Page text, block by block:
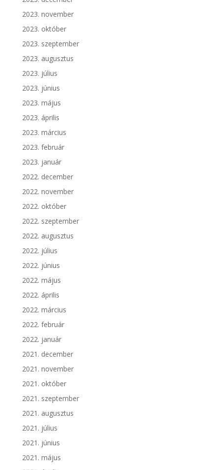
2023. november
2023. október
2023. szeptember
2023. augusztus
2023. július
2023. június
2023. május
2023. április
2023. március
2023. február
2023. január
2022. december
2022. november
2022. október
2022. szeptember
2022. augusztus
2022. július
2022. június
2022. május
2022. április
2022. március
2022. február
2022. január
2021. december
2021. november
2021. október
2021. szeptember
2021. augusztus
2021. július
2021. június
2021. május